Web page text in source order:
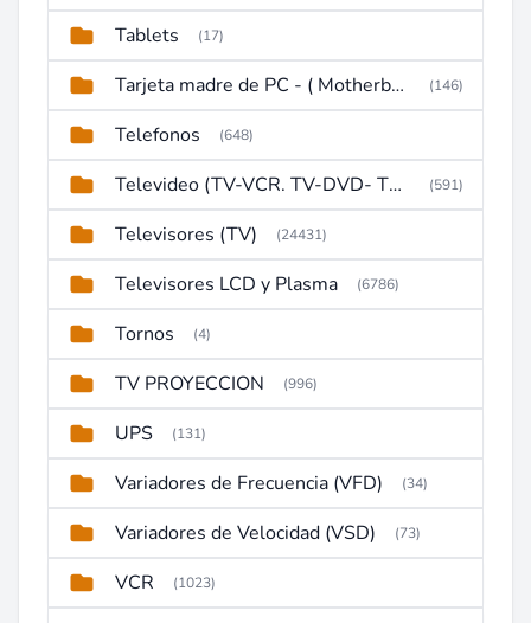
Tablets (17)
Tarjeta madre de PC - ( Motherboard ) (146)
Telefonos (648)
Televideo (TV-VCR. TV-DVD- TV-DVD-VCR) (591)
Televisores (TV) (24431)
Televisores LCD y Plasma (6786)
Tornos (4)
TV PROYECCION (996)
UPS (131)
Variadores de Frecuencia (VFD) (34)
Variadores de Velocidad (VSD) (73)
VCR (1023)